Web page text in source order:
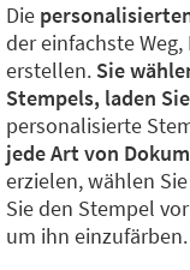
Die
der einfachste Weg,
erstellen. Sie
Stempels, laden
personalisierte
jede Art von
erzielen, wählen
Sie den Stempel
um ihn einzufärben.